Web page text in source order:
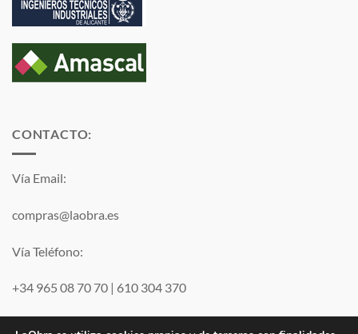
CONTACTO:
Vía Email:
compras@laobra.es
Vía Teléfono:
+34 965 08 70 70 | 610 304 370